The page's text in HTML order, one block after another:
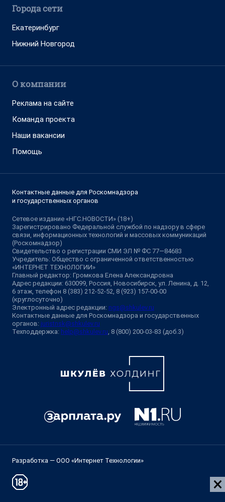
Города сети
Екатеринбург
Нижний Новгород
О компании
Реклама на сайте
Команда проекта
Наши вакансии
Помощь
Контактные данные для Роскомнадзора
и государственных органов
Сетевое издание «НГС.НОВОСТИ» (18+)
Зарегистрировано Федеральной службой по надзору в сфере
связи, информационных технологий и массовых коммуникаций
(Роскомнадзор)
Свидетельство о регистрации СМИ ЭЛ № ФС 77—84683
Учредитель: Общество с ограниченной ответственностью
«ИНТЕРНЕТ ТЕХНОЛОГИИ»
Главный редактор: Громкова Елена Александровна
Адрес редакции: 630099, Россия, Новосибирск, ул. Ленина, д. 12,
6 этаж, телефон 8 (383) 212-52-52, 8 (923) 157-00-00
(круглосуточно)
Электронный адрес редакции: ngs@shkulev.ru
Контактные данные для Роскомнадзора и государственных
органов: juristnsk@shkulev.ru
Техподдержка: help@shkulev.ru , 8 (800) 200-03-83 (доб.3)
Разработка — ООО «Интернет Технологии»